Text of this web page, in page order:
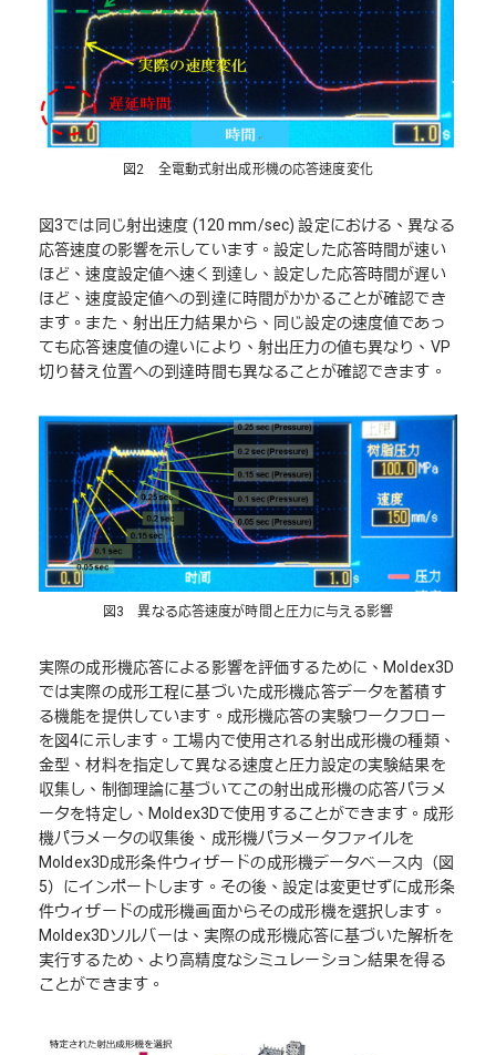
図2 全電動式射出成形機の応答速度変化
図3では同じ射出速度 (120 mm/sec) 設定における、異なる
応答速度の影響を示しています。設定した応答時間が速い
ほど、速度設定値へ速く到達し、設定した応答時間が遅い
ほど、速度設定値への到達に時間がかかることが確認でき
ます。また、射出圧力結果から、同じ設定の速度値であっ
ても応答速度値の違いにより、射出圧力の値も異なり、VP
切り替え位置への到達時間も異なることが確認できます。
図3 異なる応答速度が時間と圧力に与える影響
実際の成形機応答による影響を評価するために、Moldex3D
では実際の成形工程に基づいた成形機応答データを蓄積す
る機能を提供しています。成形機応答の実験ワークフロー
を図4に示します。工場内で使用される射出成形機の種類、
金型、材料を指定して異なる速度と圧力設定の実験結果を
収集し、制御理論に基づいてこの射出成形機の応答パラメ
ータを特定し、Moldex3Dで使用することができます。成形
機パラメータの収集後、成形機パラメータファイルを
Moldex3D成形条件ウィザードの成形機データベース内（図
5）にインポートします。その後、設定は変更せずに成形条
件ウィザードの成形機画面からその成形機を選択します。
Moldex3Dソルバーは、実際の成形機応答に基づいた解析を
実行するため、より高精度なシミュレーション結果を得る
ことができます。